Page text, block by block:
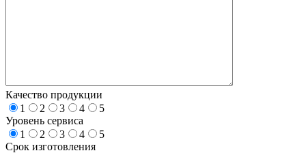
Качество продукции
1
2 3 4
5
Уровень сервиса
1
2 3 4
5
Срок изготовления